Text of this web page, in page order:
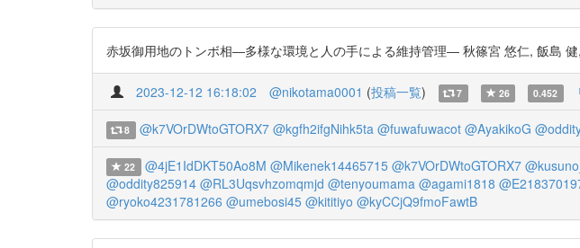
赤坂御用地のトンボ相―多様な環境と人の手による維持管理― 秋篠宮 悠仁, 飯島
2023-12-12 16:18:02 @nikotama0001 (投稿一覧) 7 26 0.452
8 @k7VOrDWtoGTORX7 @kgfh2ifgNihk5ta @fuwafuwacot @AyakikoG
22 @4jE1IdDKT50Ao8M @Mikenek14465715 @k7VOrDWtoGTORX7
@oddity825914 @RL3Uqsvhzomqmjd @tenyoumama @agami1818
@ryoko4231781266 @umebosi45 @kititiyo @kyCCjQ9fmoFawtB